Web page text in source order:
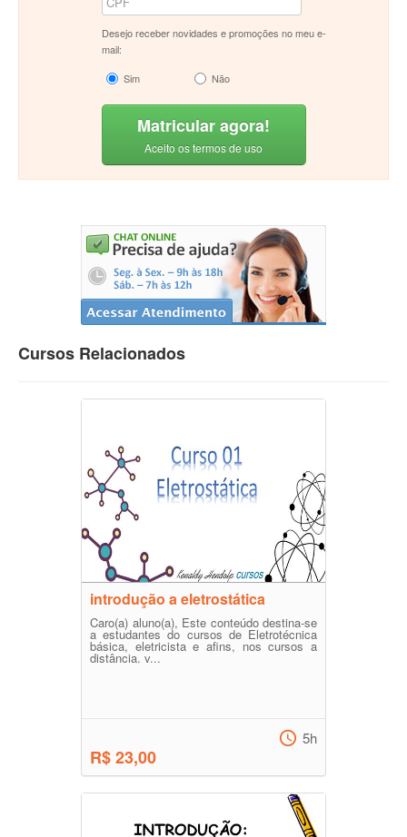
Desejo receber novidades e promoções no meu e-
mail:
Sim
Não
Matricular agora!
Aceito os termos de uso
Cursos Relacionados
introdução a eletrostática
Caro(a) aluno(a), Este conteúdo destina-se
a estudantes do cursos de Eletrotécnica
básica, eletricista e afins, nos cursos a
distância. v...
R$ 23,00
5h